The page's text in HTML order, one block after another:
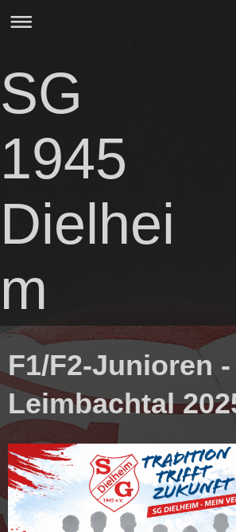
SG
1945
Dielhei
m
F1/F2-Junioren -
Leimbachtal